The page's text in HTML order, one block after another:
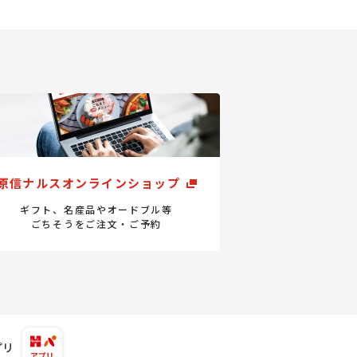
信ナルスオンラインショップ
ギフト、名産品やオードブル等
ごちそうをご注文・ご予約